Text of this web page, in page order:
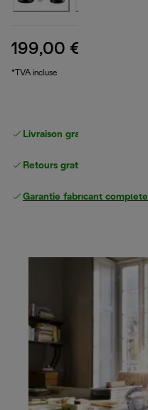
199,00 €
*TVA incluse
Livraison gratuite standard
Retours gratuits
Garantie fabricant complète